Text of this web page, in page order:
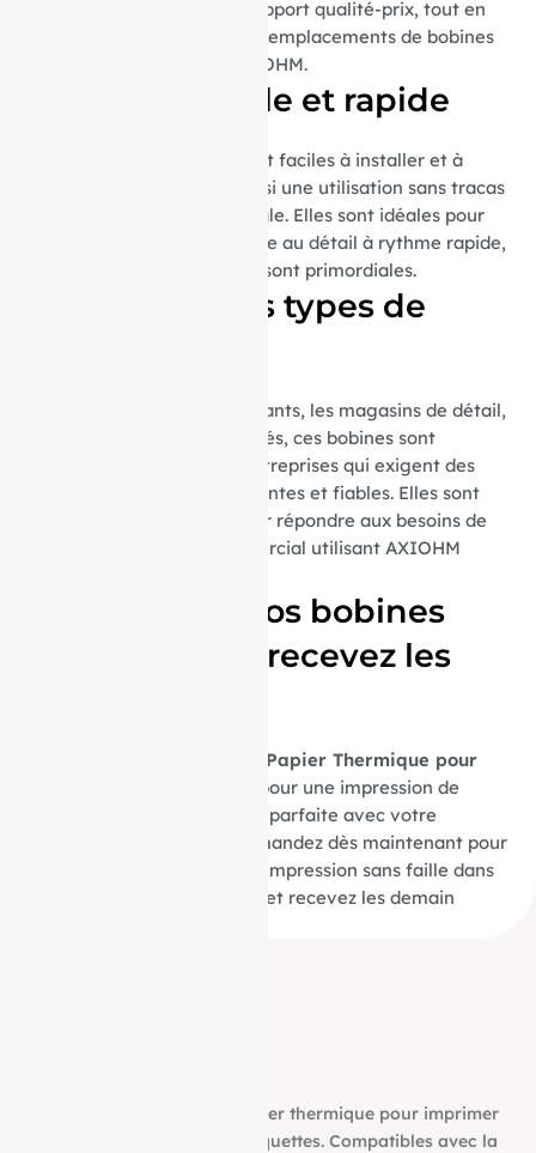
bénéficiez d’un excellent rapport qualité-prix, tout en
réduisant la fréquence des remplacements de bobines
dans votre imprimante AXIOHM.
Utilisation facile et rapide
Ces bobines thermiques sont faciles à installer et à
remplacer, garantissant ainsi une utilisation sans tracas
et une maintenance minimale. Elles sont idéales pour
les environnements de vente au détail à rythme rapide,
où l’efficacité et la rapidité sont primordiales.
Idéal pour tous types de
Que ce soit pour les restaurants, les magasins de détail,
les supermarchés ou les cafés, ces bobines sont
parfaites pour toutes les entreprises qui exigent des
impressions de reçus fréquentes et fiables. Elles sont
spécialement adaptées pour répondre aux besoins de
tout environnement commercial utilisant AXIOHM
Commandez vos bobines
aujourd’hui et recevez les
20 Bobines Papier Thermique pour
pour une impression de
qualité et une compatibilité parfaite avec votre
imprimante AXIOHM. Commandez dès maintenant pour
assurer une performance d’impression sans faille dans
votre activité commerciale et recevez les demain
Découvrez notre bobine papier thermique pour imprimer
tous vos tickets, reçus, et étiquettes. Compatibles avec la